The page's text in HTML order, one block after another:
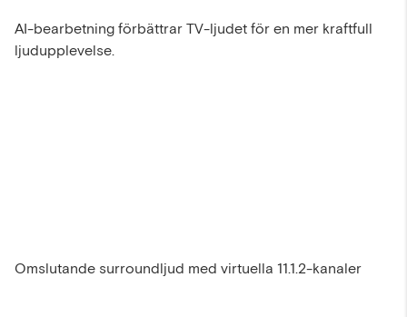
AI-bearbetning förbättrar TV-ljudet för en mer kraftfull
ljudupplevelse.
Omslutande surroundljud med virtuella 11.1.2-kanaler